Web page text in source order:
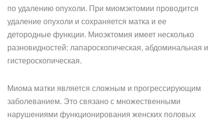
по удалению опухоли. При миомэктомии проводится
удаление опухоли и сохраняется матка и ее
детородные функции. Миоэктомия имеет несколько
разновидностей: лапароскопическая, абдоминальная и
гистероскопическая.
Миома матки является сложным и прогрессирующим
заболеванием. Это связано с множественными
нарушениями функционирования женских половых